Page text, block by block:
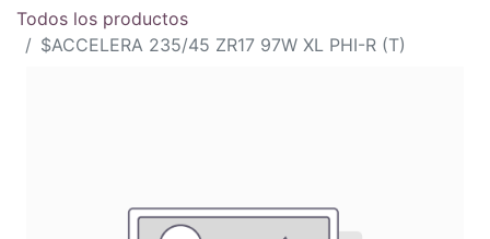
Todos los productos
$ACCELERA 235/45 ZR17 97W XL PHI-R (T)